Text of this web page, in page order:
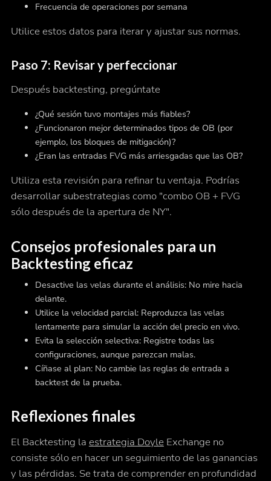
Frecuencia de operaciones por semana
Utilice estos datos para iterar y ajustar sus normas.
Paso 7: Revisar y perfeccionar
Después backtesting, pregúntate
¿Qué sesión tuvo montajes más fiables?
¿Funcionaron mejor determinados tipos de OB (por
ejemplo, los bloques de mitigación)?
¿Eran las entradas FVG más arriesgadas que las OB?
Utiliza esta revisión para refinar tu ventaja. Podrías
desarrollar subestrategias como "combo OB + FVG
sólo después de la apertura de NY".
Consejos profesionales para un
Backtesting eficaz
Desactive las velas durante el análisis: No mire hacia
delante.
Utilice la velocidad parcial: Reproduzca las velas
lentamente para simular la acción del precio en vivo.
Evita la selección selectiva: Registre todas las
configuraciones, aunque parezcan malas.
Cíñase al plan: No cambie las reglas de entrada a
backtest de la prueba.
Reflexiones finales
El Backtesting la estrategia Doyle Exchange no
consiste sólo en hacer un seguimiento de las ganancias
y las pérdidas. Se trata de comprender en profundidad